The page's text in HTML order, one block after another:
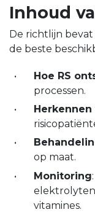
Inhoud
De richtlijn
de beste
Hoe RS
processen.
op maat.
Monitoring
vitamines.